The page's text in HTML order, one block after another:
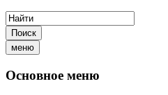
Поиск
меню
Основное меню